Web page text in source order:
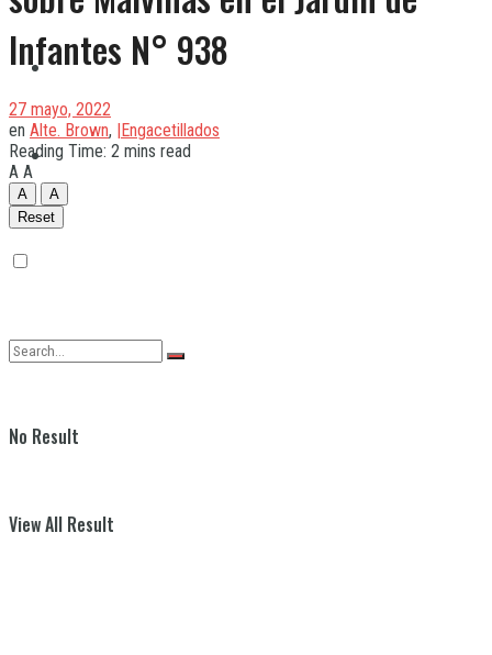
Quilmes
Varela
No Result
View All Result
Infantes N° 938
27 mayo, 2022
en Alte. Brown, |Engacetillados
Reading Time: 2 mins read
A A
A
A
Reset